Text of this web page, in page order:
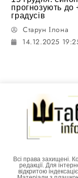
прогнозують до
градусів
Старун Ілона
14.12.2025
Всі права захищені.
редакції. Для
відкритою